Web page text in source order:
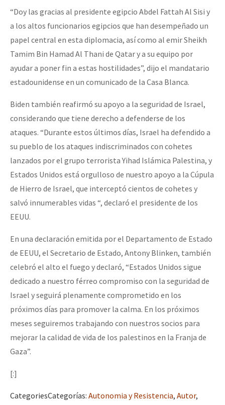
“Doy las gracias al presidente egipcio Abdel Fattah Al Sisi y
a los altos funcionarios egipcios que han desempeñado un
papel central en esta diplomacia, así como al emir Sheikh
Tamim Bin Hamad Al Thani de Qatar y a su equipo por
ayudar a poner fin a estas hostilidades”, dijo el mandatario
estadounidense en un comunicado de la Casa Blanca.
Biden también reafirmó su apoyo a la seguridad de Israel,
considerando que tiene derecho a defenderse de los
ataques. “Durante estos últimos días, Israel ha defendido a
su pueblo de los ataques indiscriminados con cohetes
lanzados por el grupo terrorista Yihad Islámica Palestina, y
Estados Unidos está orgulloso de nuestro apoyo a la Cúpula
de Hierro de Israel, que interceptó cientos de cohetes y
salvó innumerables vidas “, declaró el presidente de los
EEUU.
En una declaración emitida por el Departamento de Estado
de EEUU, el Secretario de Estado, Antony Blinken, también
celebró el alto el fuego y declaró, “Estados Unidos sigue
dedicado a nuestro férreo compromiso con la seguridad de
Israel y seguirá plenamente comprometido en los
próximos días para promover la calma. En los próximos
meses seguiremos trabajando con nuestros socios para
mejorar la calidad de vida de los palestinos en la Franja de
Gaza”.
[:]
CategoriesCategorías: Autonomia y Resistencia, Autor,